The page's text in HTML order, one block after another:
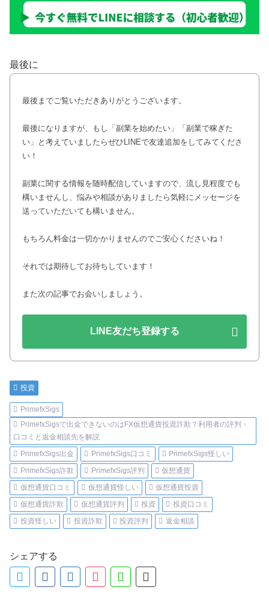
最後に
最後までご覧いただきありがとうございます。
最後になりますが、もし「副業を始めたい」「副業で稼ぎた
い」と考えていましたらぜひLINEで友達追加をしてみてくださ
い！
副業に関する情報を随時配信していますので、流し見程度でも
構いませんし、悩みや相談がありましたら気軽にメッセージを
送っていただいても構いません。
もちろん料金は一切かかりませんのでご安心くださいね！
それでは期待してお待ちしています！
また次の記事でお会いしましょう。
LINE友だち登録する
投資
PrimefxSigs
PrimefxSigsで出金できないのはFX仮想通貨投資詐欺？利用者の評判・
口コミと返金相談先を解説
PrimefxSigs出金
PrimefxSigs口コミ
PrimefxSigs怪しい
PrimefxSigs詐欺
PrimefxSigs評判
仮想通貨
仮想通貨口コミ
仮想通貨怪しい
仮想通貨投資
仮想通貨詐欺
仮想通貨評判 投資
投資口コミ
投資怪しい
投資詐欺 投資評判 返金相談
シェアする